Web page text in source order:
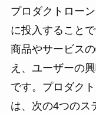
プロダクトロー
に投入すること
商品やサービス
え、ユーザーの
です。プロダク
は、次の4つのス